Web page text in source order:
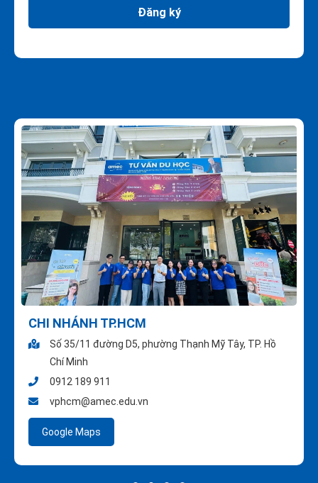
Đăng ký
CHI NHÁNH TP.HCM
Số 35/11 đường D5, phường Thạnh Mỹ Tây, TP. Hồ
Chí Minh
0912 189 911
vphcm@amec.edu.vn
Google Maps